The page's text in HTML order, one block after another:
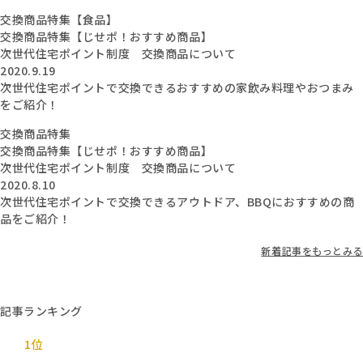
交換商品特集【食品】
交換商品特集【じせポ！おすすめ商品】
次世代住宅ポイント制度 交換商品について
2020.9.19
次世代住宅ポイントで交換できるおすすめの家飲み料理やおつまみ
をご紹介！
交換商品特集
交換商品特集【じせポ！おすすめ商品】
次世代住宅ポイント制度 交換商品について
2020.8.10
次世代住宅ポイントで交換できるアウトドア、BBQにおすすめの商
品をご紹介！
新着記事をもっとみる
記事ランキング
1位